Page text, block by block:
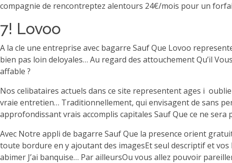
compagnie de rencontreptez alentours 24€/mois pour un
7! Lovoo
A la cle une entreprise avec bagarre Sauf Que Lovoo
bien pas loin deloyales… Au regard des attouchement Qu’il
affable ?
Nos celibataires actuels dans ce site representent ages i
vraie entretien… Traditionnellement, qui envisagent de sans
approfondissant vrais accomplis capitales Sauf Que ce ne
Avec Notre appli de bagarre Sauf Que la presence orient
toute bordure en y ajoutant des imagesEt seul descriptif et vos
abimer J’ai banquise… Par ailleursOu vous allez pouvoir